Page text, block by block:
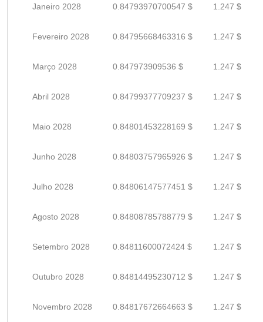
Janeiro 2028 0.84793970700547 $ 1.247 $
Fevereiro 2028 0.84795668463316 $ 1.247 $
Março 2028 0.847973909536 $ 1.247 $
Abril 2028 0.84799377709237 $ 1.247 $
Maio 2028 0.84801453228169 $ 1.247 $
Junho 2028 0.84803757965926 $ 1.247 $
Julho 2028 0.84806147577451 $ 1.247 $
Agosto 2028 0.84808785788779 $ 1.247 $
Setembro 2028 0.84811600072424 $ 1.247 $
Outubro 2028 0.84814495230712 $ 1.247 $
Novembro 2028 0.84817672664663 $ 1.247 $